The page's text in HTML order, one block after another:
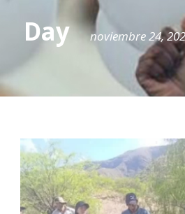
Day noviembre 24,